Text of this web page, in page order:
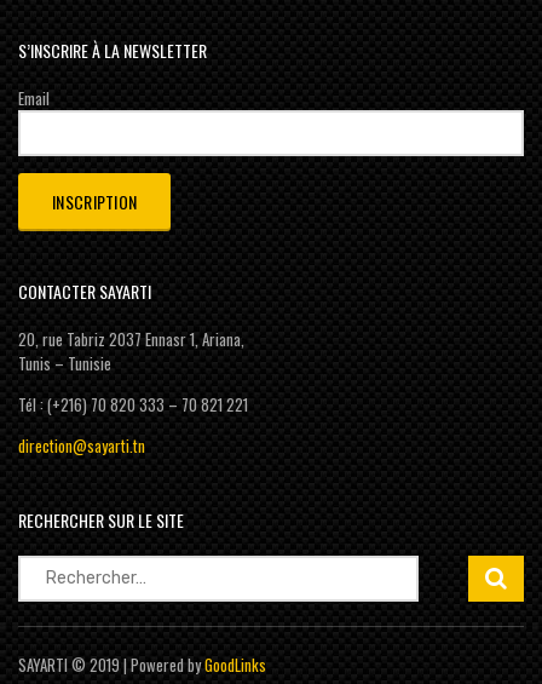
S’INSCRIRE À LA NEWSLETTER
Email
CONTACTER SAYARTI
20, rue Tabriz 2037 Ennasr 1, Ariana,
Tunis – Tunisie
Tél : (+216) 70 820 333 – 70 821 221
direction@sayarti.tn
RECHERCHER SUR LE SITE
Rechercher :
SAYARTI © 2019 | Powered byGoodLinks